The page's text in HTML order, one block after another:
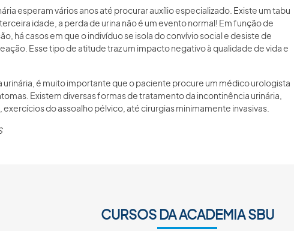
esperam vários anos até procurar auxílio especializado. Existe um tabu
idade, a perda de urina não é um evento normal! Em função de
há casos em que o indivíduo se isola do convívio social e desiste de
Esse tipo de atitude traz um impacto negativo à qualidade de vida e
é muito importante que o paciente procure um médico urologista
Existem diversas formas de tratamento da incontinência urinária,
do assoalho pélvico, até cirurgias minimamente invasivas.
CURSOS DA ACADEMIA SBU